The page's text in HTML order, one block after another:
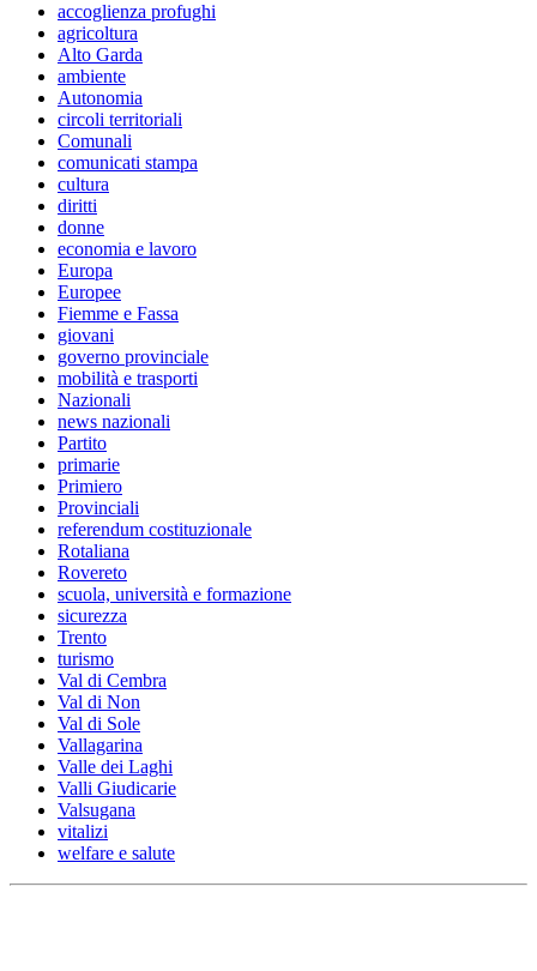
accoglienza profughi
agricoltura
Alto Garda
ambiente
Autonomia
circoli territoriali
Comunali
comunicati stampa
cultura
diritti
donne
economia e lavoro
Europa
Europee
Fiemme e Fassa
giovani
governo provinciale
mobilità e trasporti
Nazionali
news nazionali
Partito
primarie
Primiero
Provinciali
referendum costituzionale
Rotaliana
Rovereto
scuola, università e formazione
sicurezza
Trento
turismo
Val di Cembra
Val di Non
Val di Sole
Vallagarina
Valle dei Laghi
Valli Giudicarie
Valsugana
vitalizi
welfare e salute